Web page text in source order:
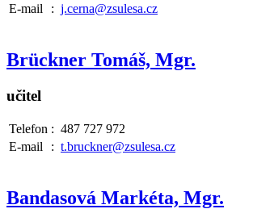
E-mail
: j.cerna@zsulesa.cz
Brückner Tomáš, Mgr.
učitel
Telefon : 487 727 972
E-mail
: t.bruckner@zsulesa.cz
Bandasová Markéta, Mgr.